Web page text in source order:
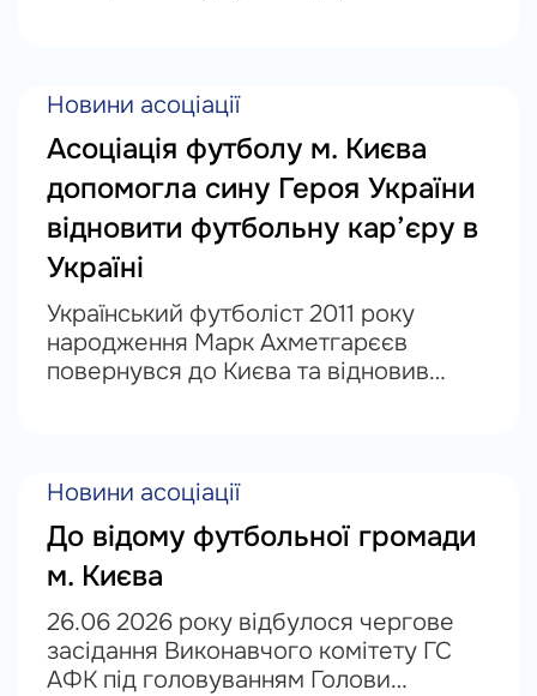
Новини асоціації
Асоціація футболу м. Києва
допомогла сину Героя України
відновити футбольну кар’єру в
Україні
Український футболіст 2011 року
народження Марк Ахметгарєєв
повернувся до Києва та відновив
посприяла Асоціація футболу м....
Новини асоціації
До відому футбольної громади
м. Києва
26.06 2026 року відбулося чергове
засідання Виконавчого комітету ГС
АФК під головуванням Голови